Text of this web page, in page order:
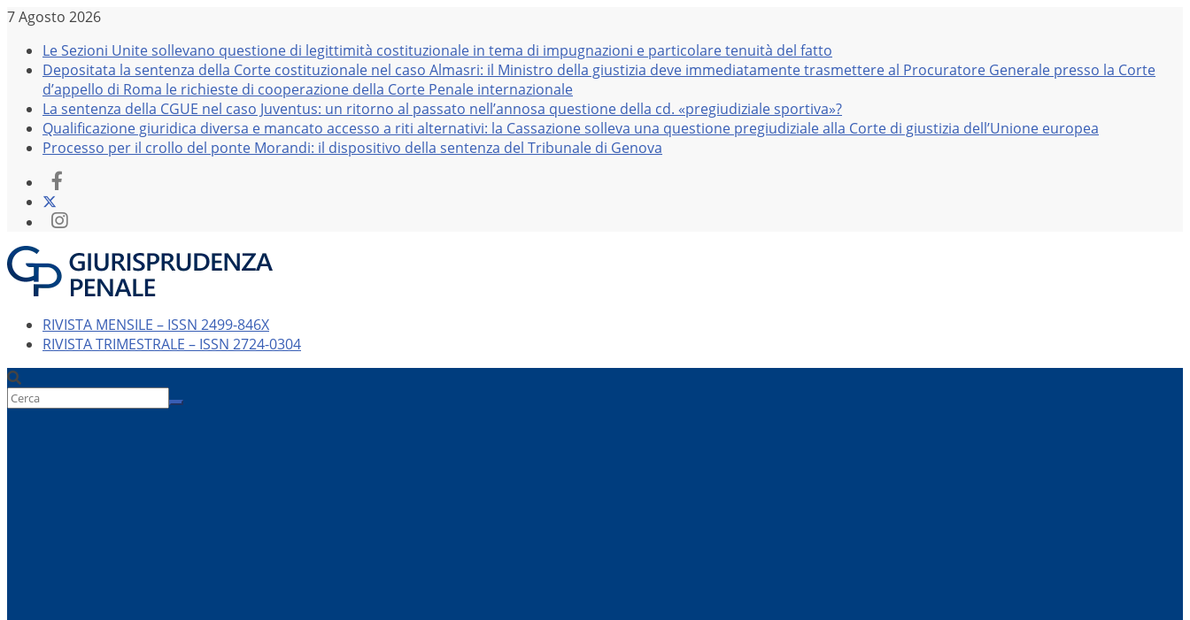
Salta
contenuto
7 Agosto 2026
Le Sezioni Unite sollevano questione di legittimità costituzionale in tema di impugnazioni e particolare tenuità del fatto
Depositata la sentenza della Corte costituzionale nel caso Almasri: il Ministro della giustizia deve immediatamente trasmettere al Procuratore Generale presso la Corte
d’appello di Roma le richieste di cooperazione della Corte Penale internazionale
La sentenza della CGUE nel caso Juventus: un ritorno al passato nell’annosa questione della cd. «pregiudiziale sportiva»?
Qualificazione giuridica diversa e mancato accesso a riti alternativi: la Cassazione solleva una questione pregiudiziale alla Corte di giustizia dell’Unione europea
Processo per il crollo del ponte Morandi: il dispositivo della sentenza del Tribunale di Genova
RIVISTA MENSILE – ISSN 2499-846X
RIVISTA TRIMESTRALE – ISSN 2724-0304